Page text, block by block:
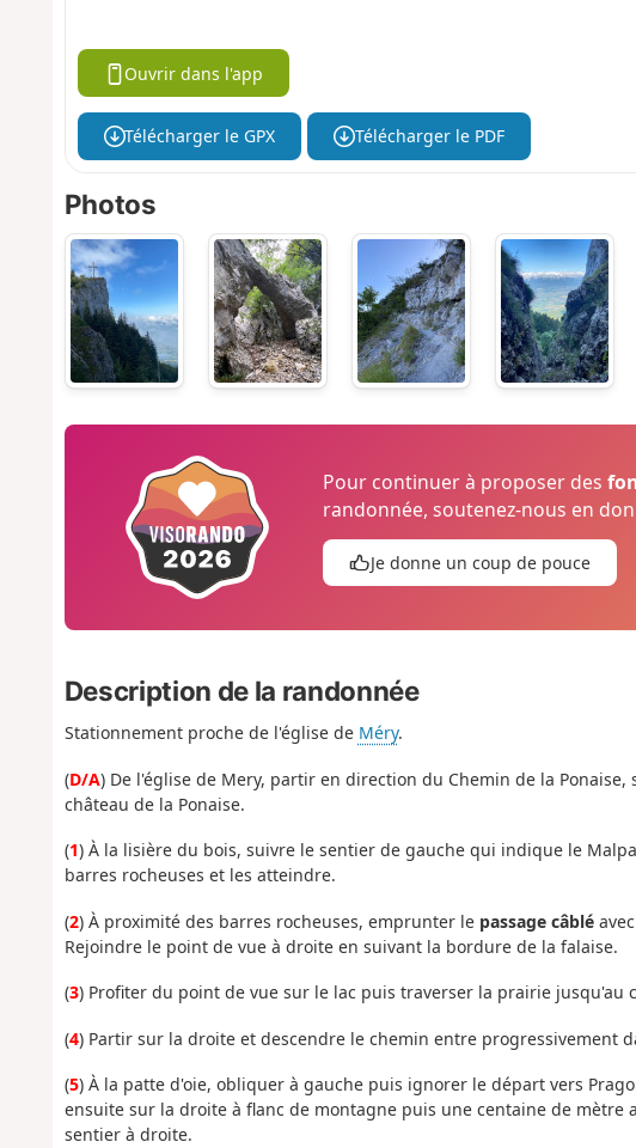
Ouvrir dans l'app
Télécharger le GPX Télécharger le PDF
Photos
Pour continuer à proposer des
randonnée, soutenez-nous en
Je donne un coup de pouce
Description de la randonnée
Stationnement proche de l'église de Méry.
(D/A) De l'église de Mery, partir en direction du Chemin de la
château de la Ponaise.
(1) À la lisière du bois, suivre le sentier de gauche qui indique le
barres rocheuses et les atteindre.
(2) À proximité des barres rocheuses, emprunter le passage câblé
Rejoindre le point de vue à droite en suivant la bordure de la falaise.
(3) Profiter du point de vue sur le lac puis traverser la prairie jusqu'au
(4) Partir sur la droite et descendre le chemin entre progressivement
(5) À la patte d'oie, obliquer à gauche puis ignorer le départ vers
ensuite sur la droite à flanc de montagne puis une centaine de
sentier à droite.